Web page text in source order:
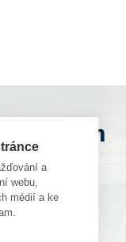
výběrem
plotrů
a
webu,
médií a ke